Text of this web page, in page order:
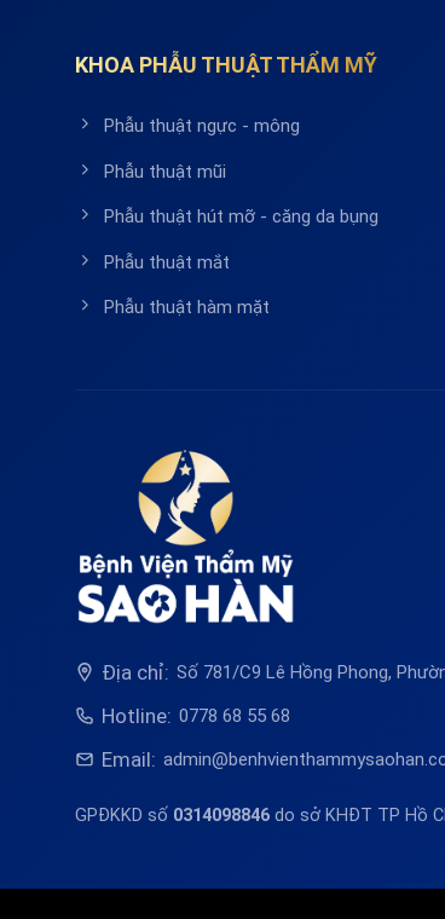
KHOA PHẪU THUẬT THẨM MỸ
Phẫu thuật ngực - mông
Phẫu thuật mũi
Phẫu thuật hút mỡ - căng da bụng
Phẫu thuật mắt
Phẫu thuật hàm mặt
Địa chỉ: Số 781/C9 Lê Hồng Phong,
Hotline: 0778 68 55 68
Email:
GPĐKKD số 0314098846 do sở KHĐT TP Hồ